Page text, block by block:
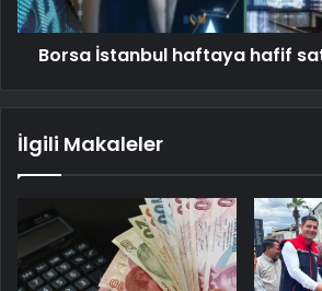
Borsa İstanbul haftaya hafif
İlgili Makaleler